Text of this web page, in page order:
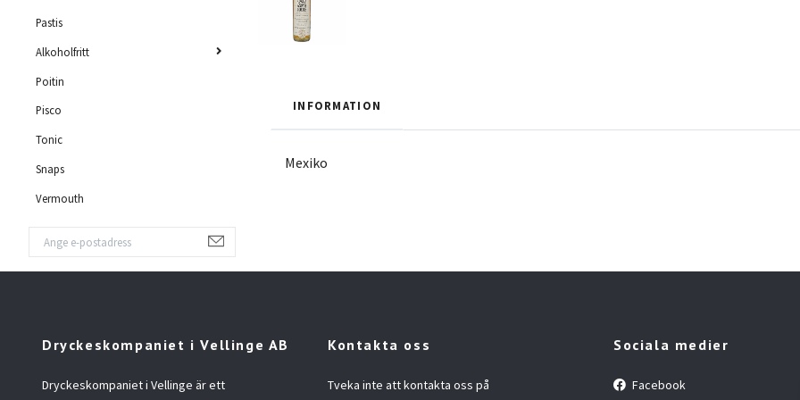
Pastis
Alkoholfritt
Poitin
Pisco
Tonic
Snaps
Vermouth
INFORMATION
Mexiko
Dryckeskompaniet i Vellinge AB
Dryckeskompaniet i Vellinge är ett
Kontakta oss
Tveka inte att kontakta oss på
Sociala medier
Facebook